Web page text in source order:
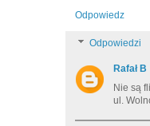
Odpowiedz
Odpowiedzi
Rafał B
Nie są
ul.